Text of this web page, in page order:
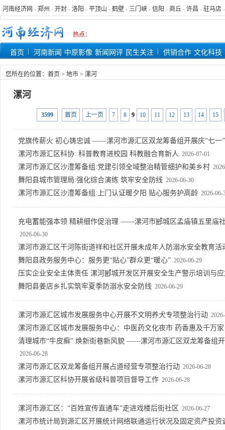
河南经济网 - 郑州 - 开封 - 洛阳 - 平顶山 - 鹤壁 - 三门峡 - 信阳 - 商丘 - 许昌 - 驻马店
热点：
首页 河南新闻 中原影像 新闻网评 民生关注 供销合作 文化科技
您所在的位置： 首页 > 地市 > 漯河
漯河
3599 首页 上一页 7 8 9 10 11 12 13 14 15
党旗传薪火 初心铸忠诚 ——漯河市源汇区双龙筹备组开展庆“七一
漯河市源汇区科协: 科普教育进校园 科教融合育新人 2026-07-01
漯河市源汇区沙澧筹备组:党建引领全域整治精管细护和美乡村
舞阳县城市管理局:强化综合演练 筑牢安全防线 2026-06-30
漯河市源汇区沙澧筹备组:上门认证暖夕阳 贴心服务护高龄 2026-06-
充电蓄能强本领 精耕细作促治理 ——漯河市郾城区孟庙镇五里庙
2026-06-30
漯河市源汇区干河陈街道祥和社区开展未成年人防溺水安全教育活
舞阳县政务服务中心：服务更“贴心”群众更“暖心” 2026-06-29
压实企业安全主体责任 漯河郾城开发区开展安全生产警示培训与
舞阳县姜店乡扎实筑牢夏季防溺水安全防线 2026-06-29
漯河市源汇区城市发展服务中心开展不文明养犬专项整治行动
漯河市源汇区城市发展服务中心：中医药文化夜市 药香惠及千万家
清理城市“牛皮癣” 焕新街巷新风貌 ——漯河市源汇区双龙筹备组
2026-06-28
漯河市源汇区双龙筹备组开展占道经营专项整治行动 2026-06-28
漯河市源汇区科协开展省级科普项目督导工作 2026-06-28
漯河市源汇区：“百姓宣传直通车”走进戏楼后街社区 2026-06-27
漯河市统计局到源汇区开展统计网络联通运行状况及固定资产投资